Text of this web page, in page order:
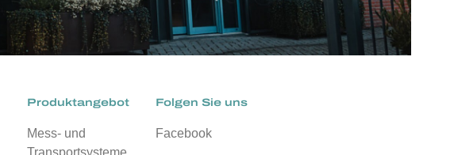
Produktangebot
Mess- und
Transportsysteme
Folgen Sie uns
Facebook